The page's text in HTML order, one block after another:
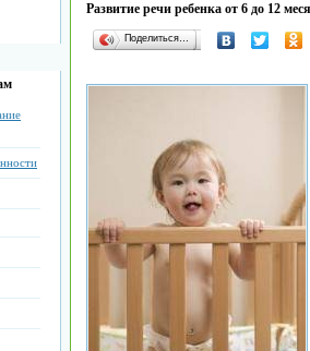
Развитие речи ребенка от 6 до 12
Поделиться…